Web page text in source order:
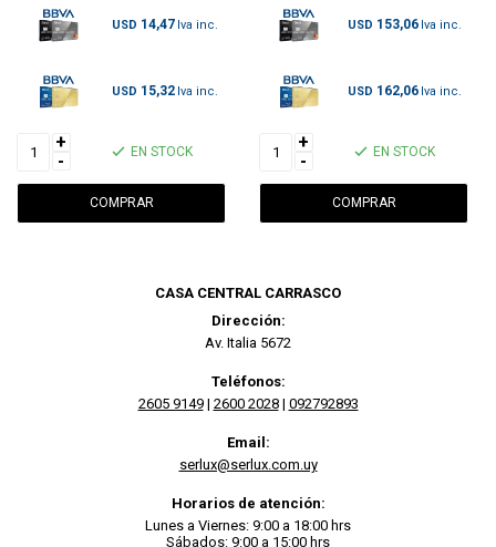
USD 14,47
USD 15,32
+
-
EN STOCK
USD 153,06
USD 162,06
+
-
EN STOCK
CASA CENTRAL CARRASCO
Dirección:
Av. Italia 5672
Teléfonos:
2605 9149| 2600 2028| 092792893
Email:
serlux@serlux.com.uy
Horarios de atención:
Lunes a Viernes: 9:00 a 18:00 hrs
Sábados: 9:00 a 15:00 hrs